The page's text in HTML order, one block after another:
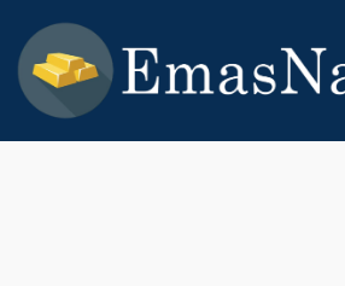
content
EMASNAIK
Topik Seputar Emas